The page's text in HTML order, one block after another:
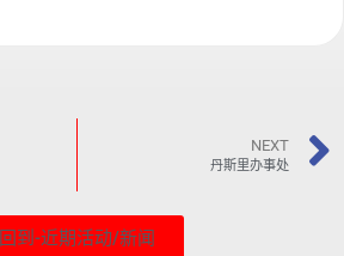
NEXT
丹斯里办事处
回到-近期活动/新闻